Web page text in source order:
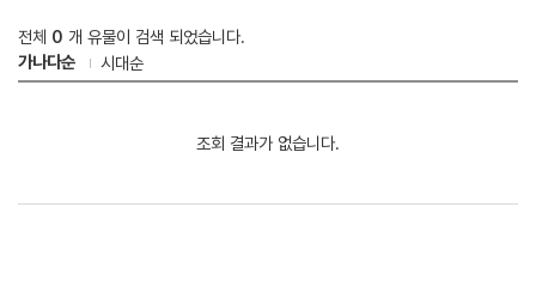
전체 0 개 유물이 검색 되었습니다.
가나다순
시대순
조회 결과가 없습니다.